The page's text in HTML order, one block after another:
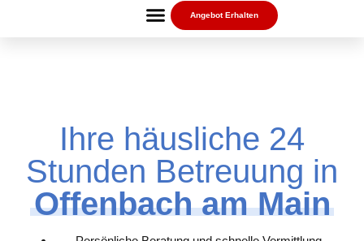
Angebot Erhalten
Ihre häusliche 24
Stunden Betreuung in
Offenbach am Main